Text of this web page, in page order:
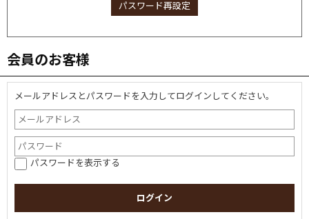
パスワード再設定
会員のお客様
メールアドレスとパスワードを入力してログインしてください。
パスワードを表示する